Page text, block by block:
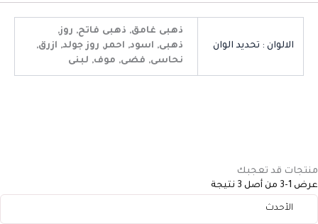
الالوان : تحديد الوان
ذهبى غامق, ذهبى فاتح, روز,
ذهبى, اسود, احمر, روز جولد, ازرق,
نحاسى, فضى, موف, لبنى
منتجات قد تعجبك
عرض 1-3 من أصل 3 نتيجة